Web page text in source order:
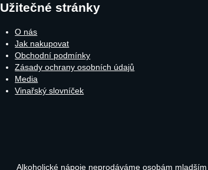
Užitečné stránky
O nás
Jak nakupovat
Obchodní podmínky
Zásady ochrany osobních údajů
Media
Vinařský slovníček
Alkoholické nápoje neprodáváme osobám mladším